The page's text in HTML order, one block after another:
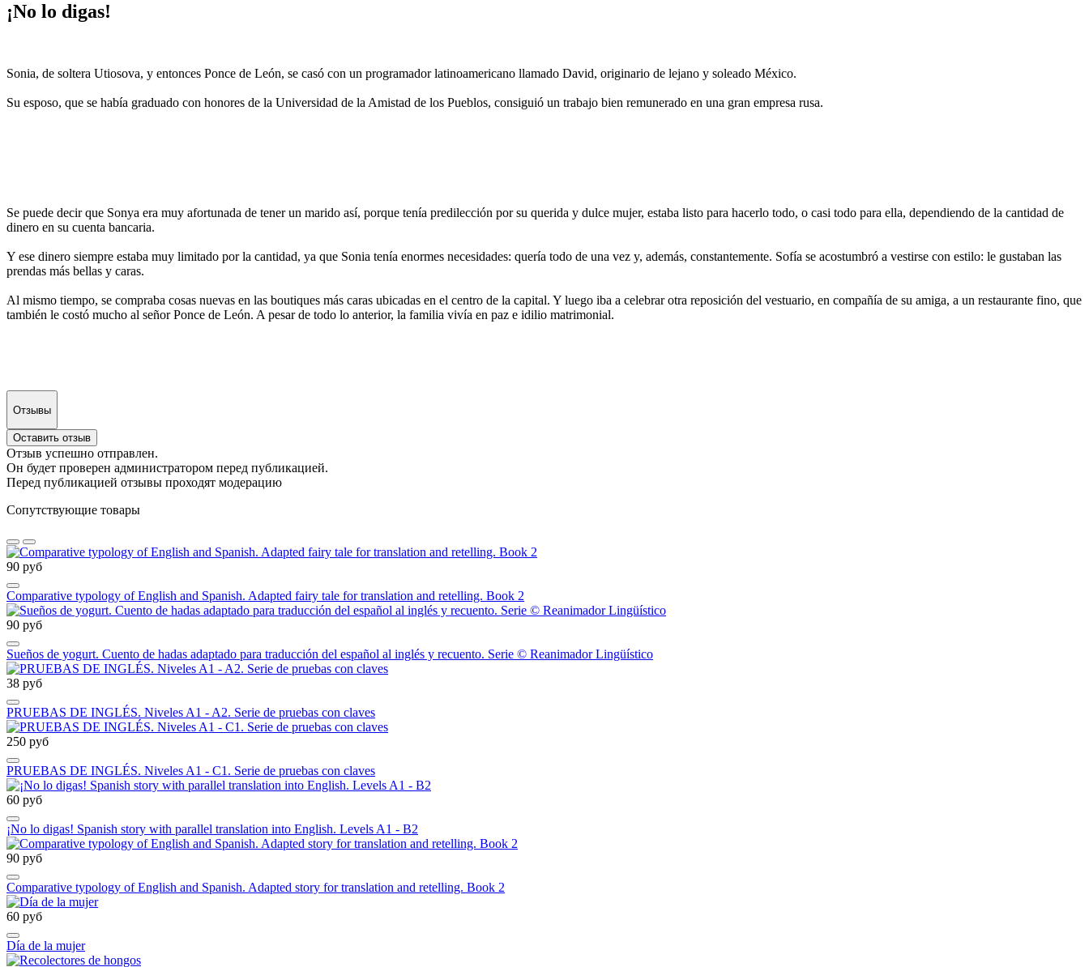
¡No lo digas!
Sonia, de soltera Utiosova, y entonces Ponce de León, se casó con un programador latinoamericano llamado David, originario de lejano y soleado México.
Su esposo, que se había graduado con honores de la Universidad de la Amistad de los Pueblos, consiguió un trabajo bien remunerado en una gran empresa rusa.
Se puede decir que Sonya era muy afortunada de tener un marido así, porque tenía predilección por su querida y dulce mujer, estaba listo para hacerlo todo, o casi todo para ella, dependiendo de la cantidad de
dinero en su cuenta bancaria.
Y ese dinero siempre estaba muy limitado por la cantidad, ya que Sonia tenía enormes necesidades: quería todo de una vez y, además, constantemente. Sofía se acostumbró a vestirse con estilo: le gustaban las
prendas más bellas y caras.
Al mismo tiempo, se compraba cosas nuevas en las boutiques más caras ubicadas en el centro de la capital. Y luego iba a celebrar otra reposición del vestuario, en compañía de su amiga, a un restaurante fino, que
también le costó mucho al señor Ponce de León. A pesar de todo lo anterior, la familia vivía en paz e idilio matrimonial.
Отзывы
Оставить отзыв
Отзыв успешно отправлен.
Он будет проверен администратором перед публикацией.
Перед публикацией отзывы проходят модерацию
Сопутствующие товары
90 руб
Comparative typology of English and Spanish. Adapted fairy tale for translation and retelling. Book 2
90 руб
Sueños de yogurt. Cuento de hadas adaptado para traducción del español al inglés y recuento. Serie © Reanimador Lingüístico
38 руб
PRUEBAS DE INGLÉS. Niveles A1 - A2. Serie de pruebas con claves
250 руб
PRUEBAS DE INGLÉS. Niveles A1 - C1. Serie de pruebas con claves
60 руб
¡No lo digas! Spanish story with parallel translation into English. Levels A1 - B2
90 руб
Comparative typology of English and Spanish. Adapted story for translation and retelling. Book 2
60 руб
Día de la mujer